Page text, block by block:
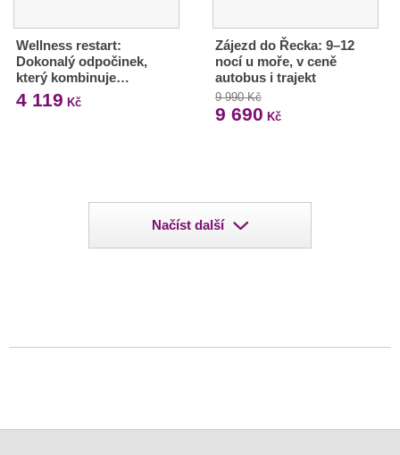
Wellness restart:
Dokonalý odpočinek,
který kombinuje…
4 119 Kč
Zájezd do Řecka: 9–12
nocí u moře, v ceně
autobus i trajekt
9 990 Kč
9 690 Kč
Načíst další